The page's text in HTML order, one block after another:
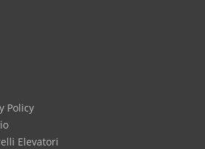
Policy
Elevatori